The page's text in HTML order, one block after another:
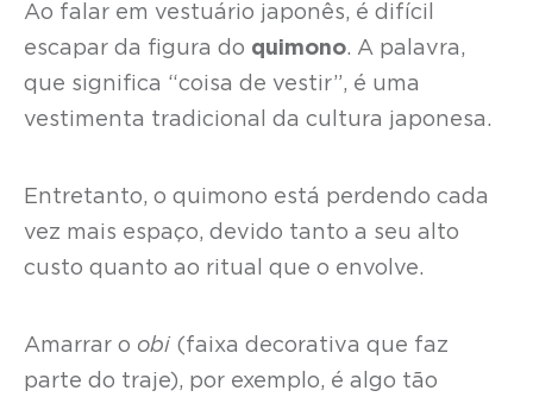
Ao falar em vestuário japonês, é difícil
escapar da figura do quimono. A palavra,
que significa “coisa de vestir”, é uma
vestimenta tradicional da cultura japonesa.
Entretanto, o quimono está perdendo cada
vez mais espaço, devido tanto a seu alto
custo quanto ao ritual que o envolve.
Amarrar o obi (faixa decorativa que faz
parte do traje), por exemplo, é algo tão